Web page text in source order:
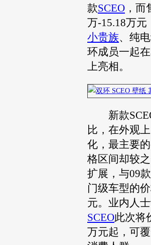
款SCEO ，
万-15.18万
小贵族、纯
环成员一起
上亮相。
新款
比，在外观
化，最主要
格区间却较
扩展，与09
门级车型的
元。业内人
SCEO此次将
万元起，可